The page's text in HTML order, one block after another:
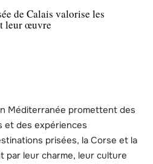
de Calais valorise les
leur œuvre
Méditerranée promettent des
et des expériences
prisées, la Corse et la
par leur charme, leur culture